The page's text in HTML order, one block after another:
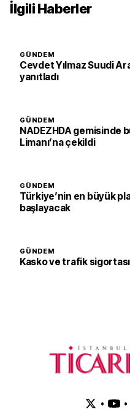
İlgili Haberler
GÜNDEM
Cevdet Yılmaz Suudi
yanıtladı
GÜNDEM
NADEZHDA gemisinde
Limanı’na çekildi
GÜNDEM
Türkiye’nin en büyük
başlayacak
GÜNDEM
Kasko ve trafik
• •